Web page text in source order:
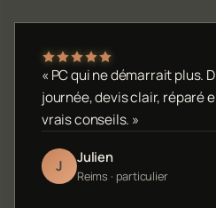
« PC qui ne démarrait plus.
journée, devis clair, réparé
vrais conseils. »
J Julien
Reims · particulier